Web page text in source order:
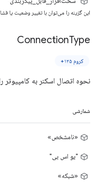
این گزینه را می‌توان با تغییر وضعیت یا
ConnectionType
کروم ۱۲۵+
نحوه اتصال اسکنر به کامپیوتر
شمارشی
«نامشخص»
"یو اس بی"
«شبکه»